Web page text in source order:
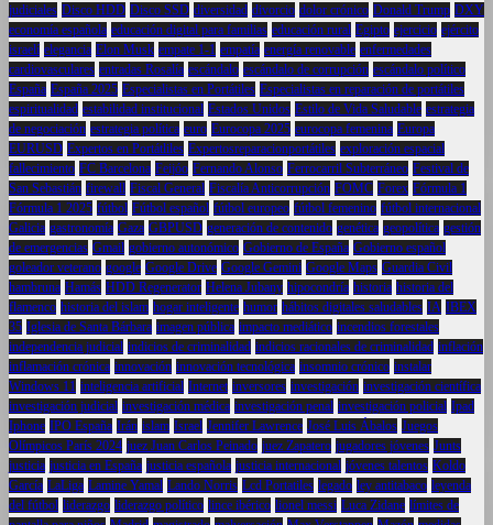
judiciales Disco HDD Disco SSD diversidad divorcio dolor crónico Donald Trump DXY
economía española educación digital para familias educación rural Egipto ejercicio ejército
israelí elegancia Elon Musk empate 1-1 empatía energía renovable enfermedades
cardiovasculares entradas Rosalía escándalo escándalo de corrupción escándalo político
España España 2025 Especialistas en Portátiles Especialistas en reparación de portátiles
espiritualidad estabilidad institucional Estados Unidos Estilo de Vida Saludable estrategia
de negociación estrategia política euro Eurocopa 2025 eurocopa femenina Europa
EURUSD Expertos en Portátliles Expertosreparacionportátiles exploración espacial
fallecimiento FC Barcelona Feijóo Fernando Alonso Ferrocarril Subterráneo Festival de
San Sebastián firewall Fiscal General Fiscalía Anticorrupción FOMC Forex Fórmula 1
Fórmula 1 2025 fútbol Fútbol español fútbol europeo fútbol femenino fútbol internacional
Galicia gastronomía Gaza GBPUSD generación de contenido genética geopolítica gestión
de emergencias Gmail gobierno autonómico Gobierno de España Gobierno español
goleador veterano google Google Drive Google Gemini Google Maps Guardia Civil
hambruna Hamás HDD Regenerator Helena Jubany hipocondría historia historia del
flamenco historia del islam hogar inteligente humor hábitos digitales saludables IA IBEX
35 Iglesia de Santa Bárbara imagen pública impacto mediático incendios forestales
independencia judicial indicios de criminalidad indicios racionales de criminalidad inflación
inflamación crónica innovación innovación tecnológica insomnio crónico instalar
Windows 11 inteligencia artificial Internet inversores investigación investigación científica
investigación judicial investigación médica investigación penal investigación policial Ipad
Iphone IPO España Irán islam Israel Jennifer Lawrence José Luis Ábalos Juegos
Olímpicos París 2024 juez Juan Carlos Peinado juez Zapatero jugadores jóvenes Junts
justicia justicia en España justicia española justicia internacional jóvenes talentos Koldo
García LaLiga Lamine Yamal Lando Norris Lcd Portatiles legado ley antitabaco leyenda
del fútbol liderazgo liderazgo político lince ibérico lionel messi Luca Zidane límites de